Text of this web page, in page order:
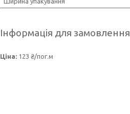
Інформація для замовлення
Ціна: 123 ₴/пог.м